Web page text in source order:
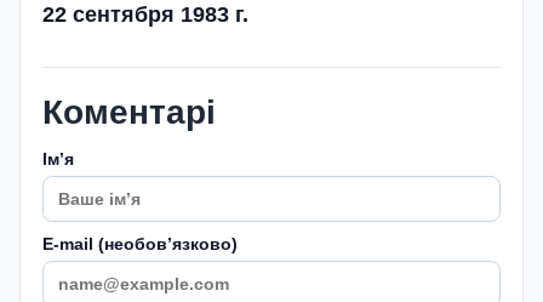
22 сентября 1983 г.
Коментарі
Імʼя
E-mail (необовʼязково)